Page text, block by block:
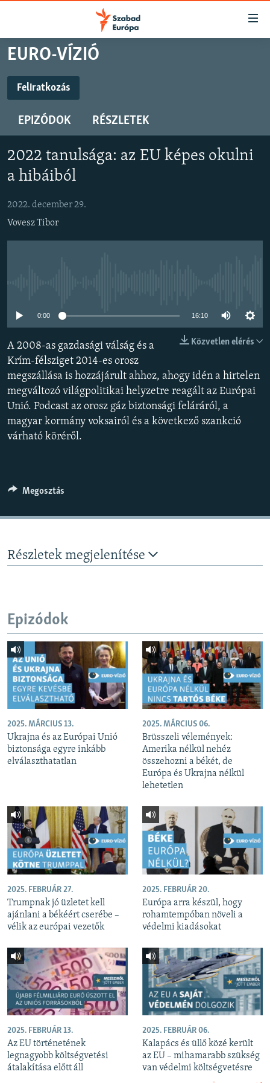
Akadálymentes
Ugrás
fő
oldalra
tartalomjegyzékre
Ugrás
keresésre
AKTUÁLIS
ELEMZŐ
NER15
TÁRSADALOM
DEMOKRÁCIA
KLÍMAVÁLTOZÁS
A MÚLT TANULSÁGAI
KÖVESSEN MINKET!
Valamennyi RFE/RL weboldal
EURO-VÍZIÓ
Feliratkozás
EPIZÓDOK RÉSZLETEK
2022 tanulsága: az EU képes okulni
a hibáiból
2022. december 29.
Vovesz Tibor
0:00 16:10
Közvetlen elérés
A 2008-as gazdasági válság és a
Krím-félsziget 2014-es orosz
megszállása is hozzájárult ahhoz, ahogy idén a hirtelen
megváltozó világpolitikai helyzetre reagált az Európai
Unió. Podcast az orosz gáz biztonsági feláráról, a
magyar kormány voksairól és a következő szankció
várható köréről.
Megosztás
Részletek megjelenítése
Epizódok
2025. MÁRCIUS 13.
Ukrajna és az Európai Unió
biztonsága egyre inkább
elválaszthatatlan
2025. MÁRCIUS 06.
Brüsszeli vélemények:
Amerika nélkül nehéz
összehozni a békét, de
Európa és Ukrajna nélkül
lehetetlen
2025. FEBRUÁR 27.
Trumpnak jó üzletet kell
ajánlani a békéért cserébe –
vélik az európai vezetők
2025. FEBRUÁR 20.
Európa arra készül, hogy
rohamtempóban növeli a
védelmi kiadásokat
2025. FEBRUÁR 13.
Az EU történetének
legnagyobb költségvetési
átalakítása előtt áll
2025. FEBRUÁR 06.
Kalapács és üllő közé került
az EU – mihamarabb szükség
van védelmi költségvetésre